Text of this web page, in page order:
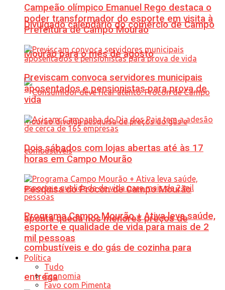
Divulgado calendário do comércio de Campo
Mourão para o mês de agosto
Pesquisa do Procon de Campo Mourão
aponta queda nos menores preços de
combustíveis e do gás de cozinha para
entrega
Campeão olímpico Emanuel Rego destaca o
poder transformador do esporte em visita à
Prefeitura de Campo Mourão
Previscam convoca servidores municipais
aposentados e pensionistas para prova de
vida
Dois sábados com lojas abertas até às 17
horas em Campo Mourão
Programa Campo Mourão + Ativa leva saúde,
esporte e qualidade de vida para mais de 2
mil pessoas
Política
Tudo
Economia
Favo com Pimenta